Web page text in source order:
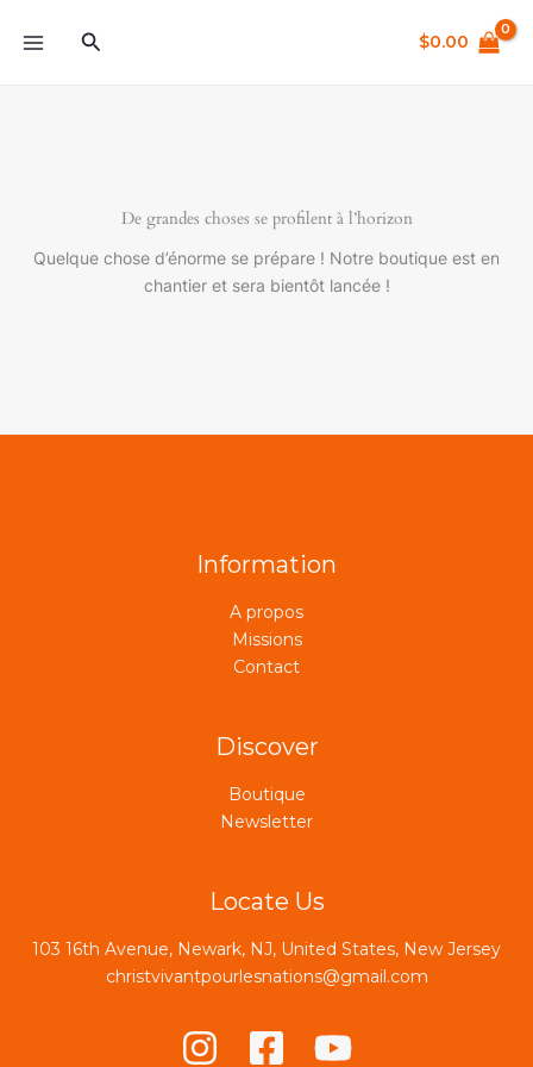
Rechercher $0.00
De grandes choses se profilent à l’horizon
Quelque chose d’énorme se prépare ! Notre boutique est en
chantier et sera bientôt lancée !
Information
A propos
Missions
Contact
Discover
Boutique
Newsletter
Locate Us
103 16th Avenue, Newark, NJ, United States, New Jersey
christvivantpourlesnations@gmail.com